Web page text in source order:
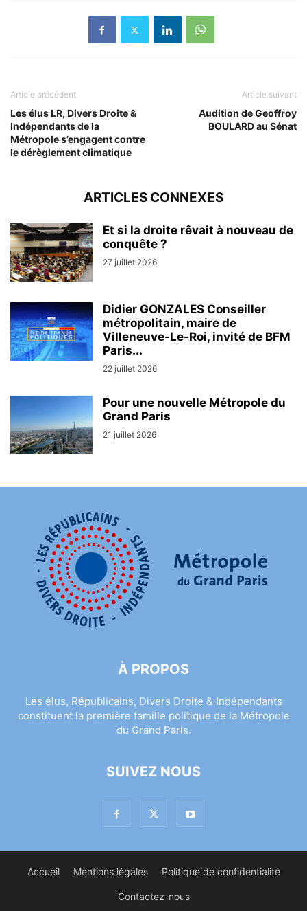
Article précédent
Les élus LR, Divers Droite &
Indépendants de la
Métropole s’engagent contre
le dérèglement climatique
Article suivant
Audition de Geoffroy
BOULARD au Sénat
ARTICLES CONNEXES
Et si la droite rêvait à nouveau de
conquête ?
27 juillet 2026
Didier GONZALES Conseiller
métropolitain, maire de
Villeneuve-Le-Roi, invité de BFM
Paris...
22 juillet 2026
Pour une nouvelle Métropole du
Grand Paris
21 juillet 2026
À PROPOS
Les élus, Républicains, Divers Droite & Indépendants
constituent la première famille politique de la Métropole
du Grand Paris.
SUIVEZ NOUS
Accueil Mentions légales Politique de confidentialité
Contactez-nous